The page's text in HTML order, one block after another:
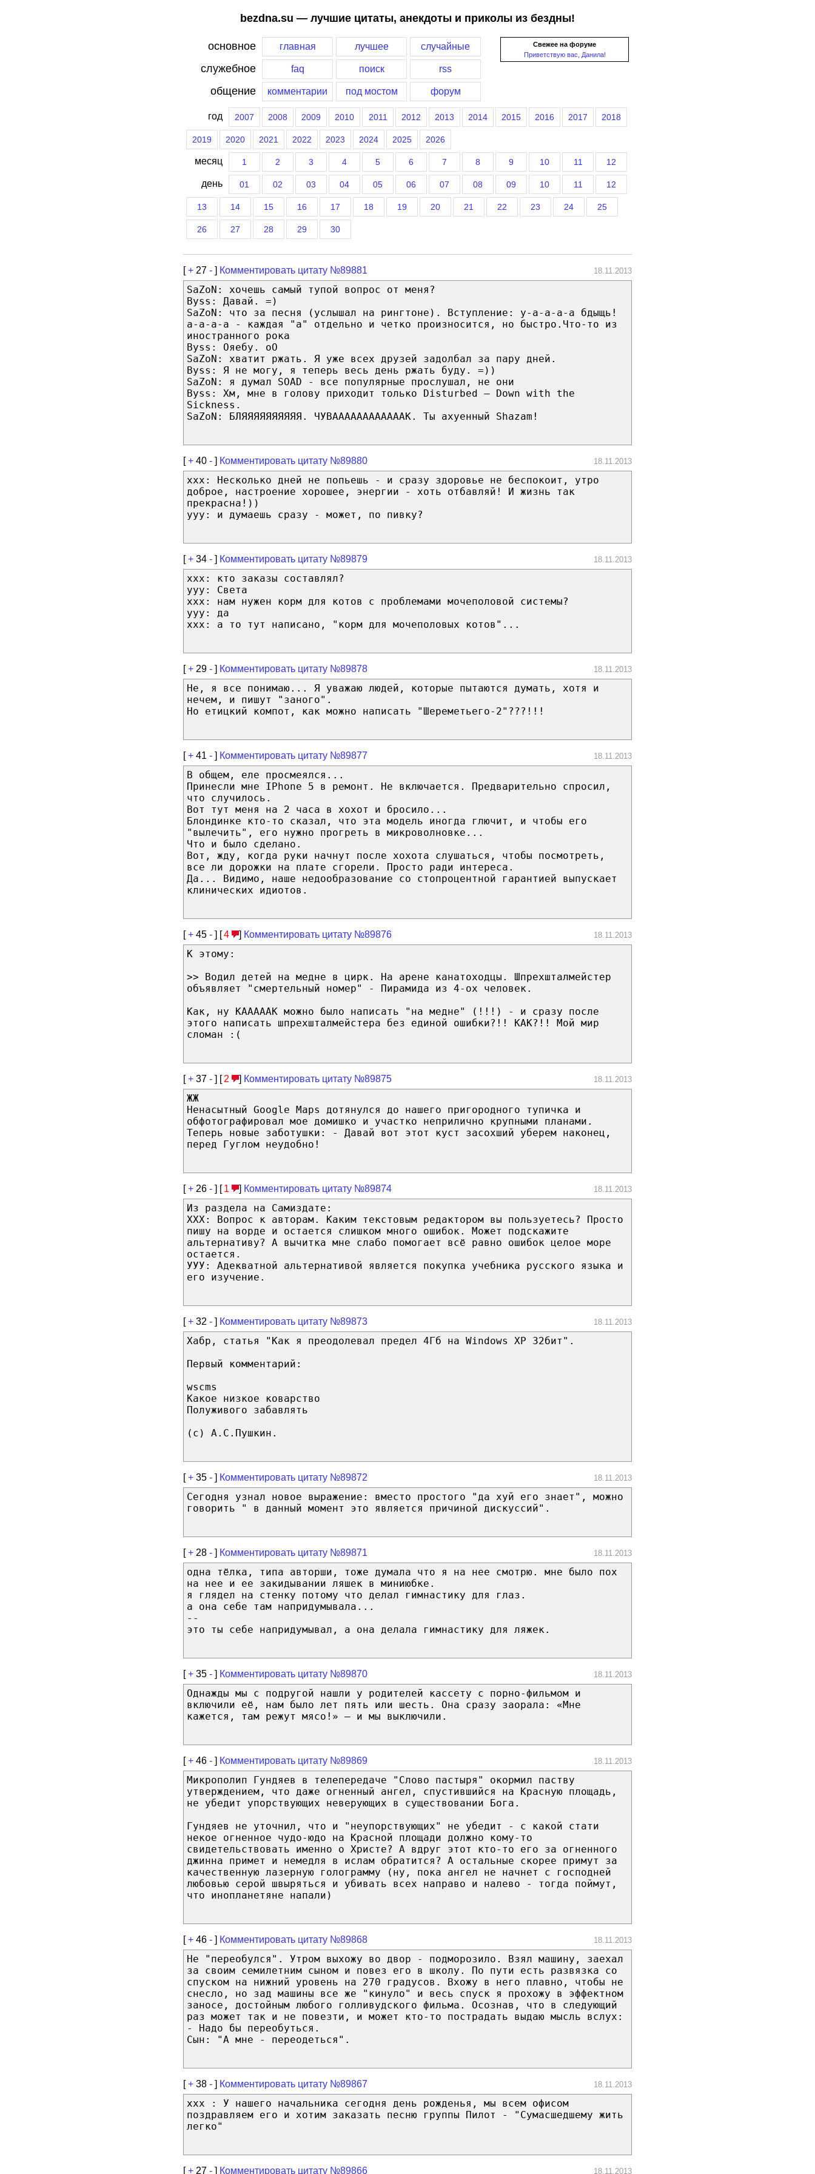
bezdna.su — лучшие цитаты, анекдоты и приколы из бездны!
Свежее на форуме
Приветствую вас, Данила!
основное главная лучшее случайные
служебное faq поиск rss
общение комментарии под мостом форум
год 2007 2008 2009 2010 2011 2012 2013 2014 2015 2016 2017 2018
2019 2020 2021 2022 2023 2024 2025 2026
месяц 1 2 3 4 5 6 7 8 9 10 11 12
день 01 02 03 04 05 06 07 08 09 10 11 12
13 14 15 16 17 18 19 20 21 22 23 24 25
26 27 28 29 30
[+ 27 - ] Комментировать цитату №89881 18.11.2013
SaZoN: хочешь самый тупой вопрос от меня?
Byss: Давай. =)
SaZoN: что за песня (услышал на рингтоне). Вступление: у-а-а-а-а бдыщь!
а-а-а-а - каждая "а" отдельно и четко произносится, но быстро.Что-то из
иностранного рока
Byss: Ояебу. оО
SaZoN: хватит ржать. Я уже всех друзей задолбал за пару дней.
Byss: Я не могу, я теперь весь день ржать буду. =))
SaZoN: я думал SOAD - все популярные прослушал, не они
Byss: Хм, мне в голову приходит только Disturbed — Down with the
Sickness.
SaZoN: БЛЯЯЯЯЯЯЯЯЯЯ. ЧУВААААААААААААК. Ты ахуенный Shazam!
[+ 40 - ] Комментировать цитату №89880 18.11.2013
xxx: Несколько дней не попьешь - и сразу здоровье не беспокоит, утро
доброе, настроение хорошее, энергии - хоть отбавляй! И жизнь так
прекрасна!))
yyy: и думаешь сразу - может, по пивку?
[+ 34 - ] Комментировать цитату №89879 18.11.2013
ххх: кто заказы составлял?
ууу: Света
ххх: нам нужен корм для котов с проблемами мочеполовой системы?
ууу: да
ххх: а то тут написано, "корм для мочеполовых котов"...
[+ 29 - ] Комментировать цитату №89878 18.11.2013
Не, я все понимаю... Я уважаю людей, которые пытаются думать, хотя и
нечем, и пишут "заного".
Но етицкий компот, как можно написать "Шереметьего-2"???!!!
[+ 41 - ] Комментировать цитату №89877 18.11.2013
В общем, еле просмеялся...
Принесли мне IPhone 5 в ремонт. Не включается. Предварительно спросил,
что случилось.
Вот тут меня на 2 часа в хохот и бросило...
Блондинке кто-то сказал, что эта модель иногда глючит, и чтобы его
"вылечить", его нужно прогреть в микроволновке...
Что и было сделано.
Вот, жду, когда руки начнут после хохота слушаться, чтобы посмотреть,
все ли дорожки на плате сгорели. Просто ради интереса.
Да... Видимо, наше недообразование со стопроцентной гарантией выпускает
клинических идиотов.
[+ 45 - ] [4 ] Комментировать цитату №89876 18.11.2013
К этому:
>> Водил детей на медне в цирк. На арене канатоходцы. Шпрехшталмейстер
объявляет "смертельный номер" - Пирамида из 4-ох человек.
Как, ну КАААААК можно было написать "на медне" (!!!) - и сразу после
этого написать шпрехшталмейстера без единой ошибки?!! КАК?!! Мой мир
сломан :(
[+ 37 - ] [ 2 ] Комментировать цитату №89875 18.11.2013
ЖЖ
Ненасытный Google Maps дотянулся до нашего пригородного тупичка и
обфотографировал мое домишко и участко неприлично крупными планами.
Теперь новые заботушки: - Давай вот этот куст засохший уберем наконец,
перед Гуглом неудобно!
[+ 26 - ] [ 1 ] Комментировать цитату №89874 18.11.2013
Из раздела на Самиздате:
ХХХ: Вопрос к авторам. Каким текстовым редактором вы пользуетесь? Просто
пишу на ворде и остается слишком много ошибок. Может подскажите
альтернативу? А вычитка мне слабо помогает всё равно ошибок целое море
остается.
УУУ: Адекватной альтернативой является покупка учебника русского языка и
его изучение.
[+ 32 - ] Комментировать цитату №89873 18.11.2013
Хабр, статья "Как я преодолевал предел 4Гб на Windows XP 32бит".
Первый комментарий:
wscms
Какое низкое коварство
Полуживого забавлять
(с) А.С.Пушкин.
[+ 35 - ] Комментировать цитату №89872 18.11.2013
Сегодня узнал новое выражение: вместо простого "да хуй его знает", можно
говорить " в данный момент это является причиной дискуссий".
[+ 28 - ] Комментировать цитату №89871 18.11.2013
одна тёлка, типа авторши, тоже думала что я на нее смотрю. мне было пох
на нее и ее закидывании ляшек в миниюбке.
я глядел на стенку потому что делал гимнастику для глаз.
а она себе там напридумывала...
--
это ты себе напридумывал, а она делала гимнастику для ляжек.
[+ 35 - ] Комментировать цитату №89870 18.11.2013
Однажды мы с подругой нашли у родителей кассету с порно-фильмом и
включили её, нам было лет пять или шесть. Она сразу заорала: «Мне
кажется, там режут мясо!» — и мы выключили.
[+ 46 - ] Комментировать цитату №89869 18.11.2013
Микрополип Гундяев в телепередаче "Слово пастыря" окормил паству
утверждением, что даже огненный ангел, спустившийся на Красную площадь,
не убедит упорствующих неверующих в существовании Бога.
Гундяев не уточнил, что и "неупорствующих" не убедит - с какой стати
некое огненное чудо-юдо на Красной площади должно кому-то
свидетельствовать именно о Христе? А вдруг этот кто-то его за огненного
джинна примет и немедля в ислам обратится? А остальные скорее примут за
качественную лазерную голограмму (ну, пока ангел не начнет с господней
любовью серой швыряться и убивать всех направо и налево - тогда поймут,
что инопланетяне напали)
[+ 46 - ] Комментировать цитату №89868 18.11.2013
Не "переобулся". Утром выхожу во двор - подморозило. Взял машину, заехал
за своим семилетним сыном и повез его в школу. По пути есть развязка со
спуском на нижний уровень на 270 градусов. Вхожу в него плавно, чтобы не
снесло, но зад машины все же "кинуло" и весь спуск я прохожу в эффектном
заносе, достойным любого голливудского фильма. Осознав, что в следующий
раз может так и не повезти, и может кто-то пострадать выдаю мысль вслух:
- Надо бы переобуться.
Сын: "А мне - переодеться".
[+ 38 - ] Комментировать цитату №89867 18.11.2013
xxx : У нашего начальника сегодня день рожденья, мы всем офисом
поздравляем его и хотим заказать песню группы Пилот - "Сумасшедшему жить
легко"
[+ 27 - ] Комментировать цитату №89866 18.11.2013